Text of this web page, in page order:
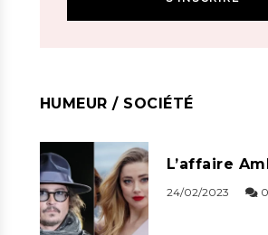
HUMEUR / SOCIÉTÉ
L’affaire
24/02/2023 0